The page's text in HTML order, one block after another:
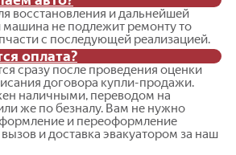
восстановления и дальнейшей
не подлежит ремонту то
с последующей реализацией.
оплата?
сразу после проведения оценки
договора купли-продажи.
наличными, переводом на
же по безналу. Вам не нужно
и переоформление
и доставка эвакуатором за наш